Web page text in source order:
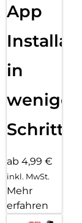
App
in
wenigen
Schritten
ab 4,99 €
inkl. MwSt.
Mehr
erfahren